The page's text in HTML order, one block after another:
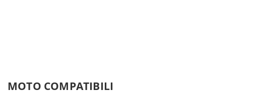
MOTO COMPATIBILI